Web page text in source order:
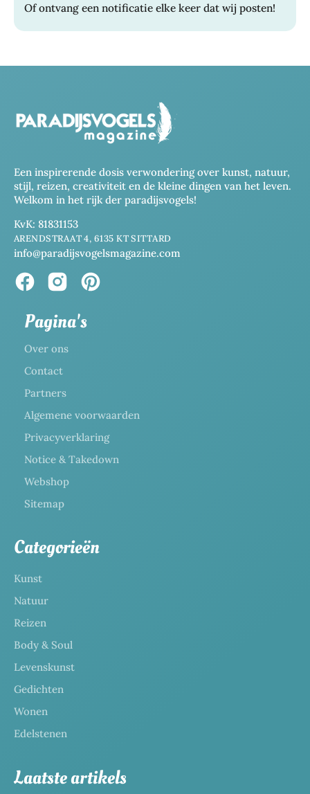
Of ontvang een notificatie elke keer dat wij posten!
Een inspirerende dosis verwondering over kunst, natuur,
stijl, reizen, creativiteit en de kleine dingen van het leven.
Welkom in het rijk der paradijsvogels!
KvK: 81831153
ARENDSTRAAT 4, 6135 KT SITTARD
info@paradijsvogelsmagazine.com
Pagina's
Over ons
Contact
Partners
Algemene voorwaarden
Privacyverklaring
Notice & Takedown
Webshop
Sitemap
Categorieën
Kunst
Natuur
Reizen
Body & Soul
Levenskunst
Gedichten
Wonen
Edelstenen
Laatste artikels